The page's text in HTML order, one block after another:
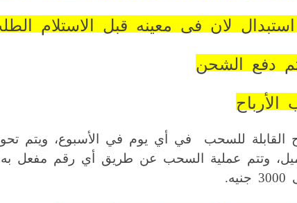
لان فى معينه قبل الاستلام
دفع الشحن
وتتم عملية السحب عن طريق أي رقم مفعل